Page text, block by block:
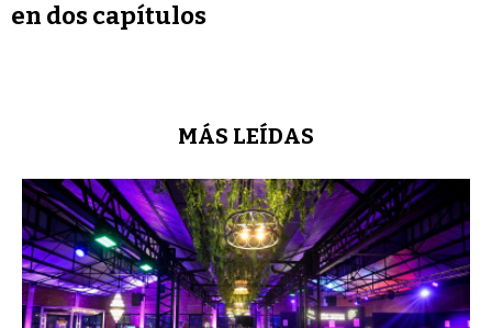
en dos capítulos
MÁS LEÍDAS